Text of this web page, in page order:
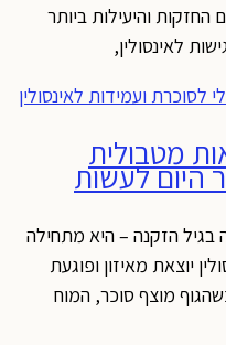
והיעילות ביותר
לאינסולין,
מטבולית
היום לעשות
הזקנה – היא מתחילה
יוצאת מאיזון ופוגעת
מוצף סוכר, המוח